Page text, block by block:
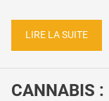
LIRE LA SUITE
CANNABIS